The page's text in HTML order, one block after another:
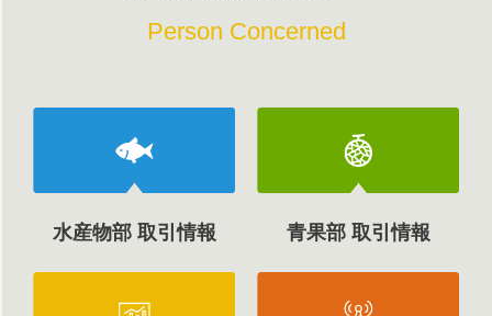
Person Concerned
水産物部 取引情報 青果部 取引情報